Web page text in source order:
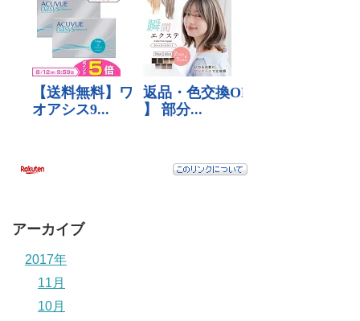
アーカイブ
2017年
11月
10月